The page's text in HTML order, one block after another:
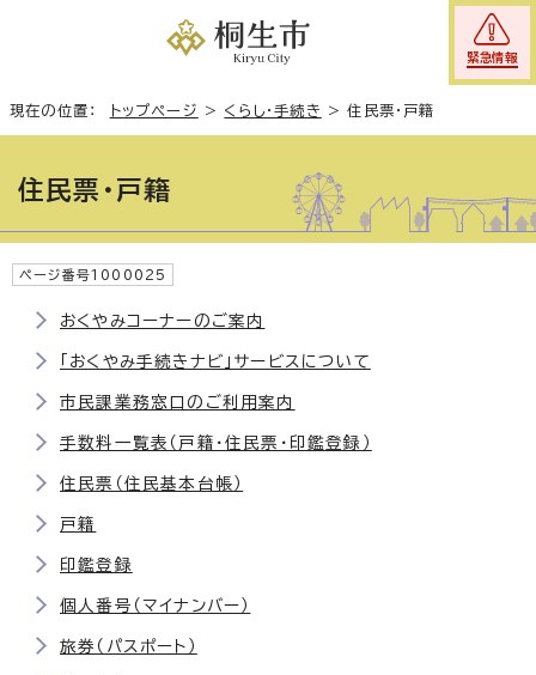
緊急情報
現在の位置： トップページ > くらし・手続き >住民票・戸籍
住民票・戸籍
ページ番号1000025
おくやみコーナーのご案内
「おくやみ手続きナビ」サービスについて
市民課業務窓口のご利用案内
手数料一覧表（戸籍・住民票・印鑑登録）
住民票（住民基本台帳）
戸籍
印鑑登録
個人番号（マイナンバー）
旅券（パスポート）